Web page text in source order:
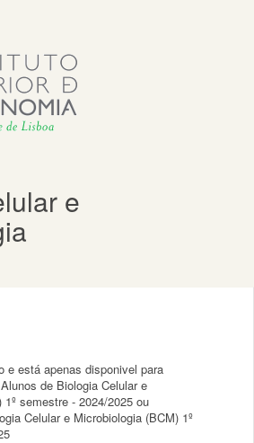
e
e está apenas disponivel para
de Biologia Celular e
semestre - 2024/2025 ou
Celular e Microbiologia (BCM) 1º